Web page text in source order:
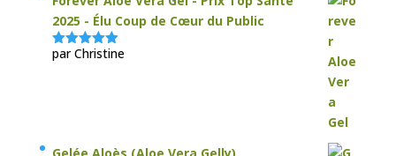
2025 - Élu Coup de Cœur du Public
Note5sur
par Christine